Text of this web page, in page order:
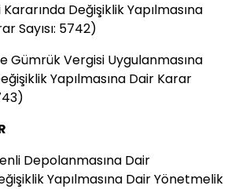
Değişiklik Yapılmasına
Sayısı: 5742)
Gümrük Vergisi Uygulanmasına
Yapılmasına Dair Karar
Depolanmasına Dair
Yapılmasına Dair Yönetmelik